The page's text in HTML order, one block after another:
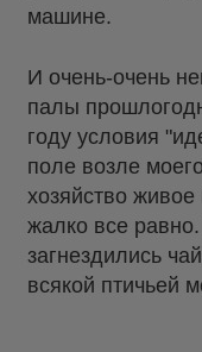
машине.
И очень-очень
палы
году условия
поле возле
хозяйство живое
жалко все
загнездились
всякой птичьей